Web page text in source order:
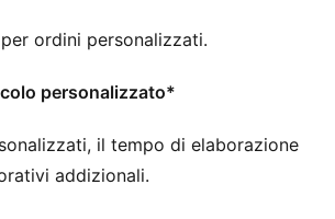
ordini personalizzati.
personalizzato*
il tempo di elaborazione
addizionali.